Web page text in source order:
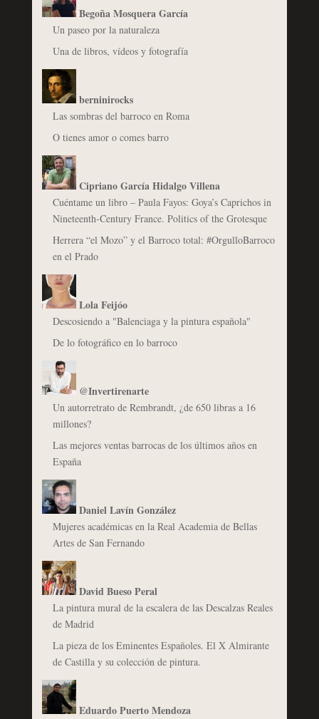
Begoña Mosquera García
Un paseo por la naturaleza
Una de libros, vídeos y fotografía
berninirocks
Las sombras del barroco en Roma
O tienes amor o comes barro
Cipriano García Hidalgo Villena
Cuéntame un libro – Paula Fayos: Goya’s Caprichos in
Nineteenth-Century France. Politics of the Grotesque
Herrera “el Mozo” y el Barroco total: #OrgulloBarroco
en el Prado
Lola Feijóo
Descosiendo a "Balenciaga y la pintura española"
De lo fotográfico en lo barroco
@Invertirenarte
Un autorretrato de Rembrandt, ¿de 650 libras a 16
millones?
Las mejores ventas barrocas de los últimos años en
España
Daniel Lavín González
Mujeres académicas en la Real Academia de Bellas
Artes de San Fernando
David Bueso Peral
La pintura mural de la escalera de las Descalzas Reales
de Madrid
La pieza de los Eminentes Españoles. El X Almirante
de Castilla y su colección de pintura.
Eduardo Puerto Mendoza